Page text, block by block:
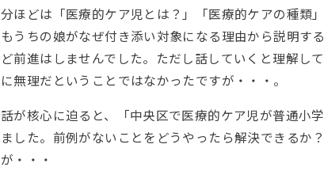
分ほどは「医療的ケア児とは？」「医療的ケアの種類
もうちの娘がなぜ付き添い対象になる理由から説明す
ど前進はしませんでした。ただし話していくと理解し
に無理だということではなかったですが・・・。
話が核心に迫ると、「中央区で医療的ケア児が普通小
ました。前例がないことをどうやったら解決できるか
が・・・